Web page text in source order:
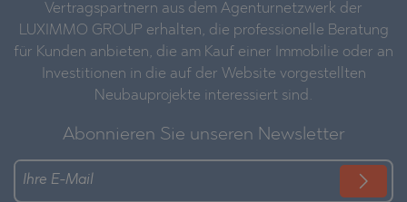
Vertragspartnern aus dem Agenturnetzwerk der
LUXIMMO GROUP erhalten, die professionelle Beratung
für Kunden anbieten, die am Kauf einer Immobilie oder an
Investitionen in die auf der Website vorgestellten
Neubauprojekte interessiert sind.
Abonnieren Sie unseren Newsletter